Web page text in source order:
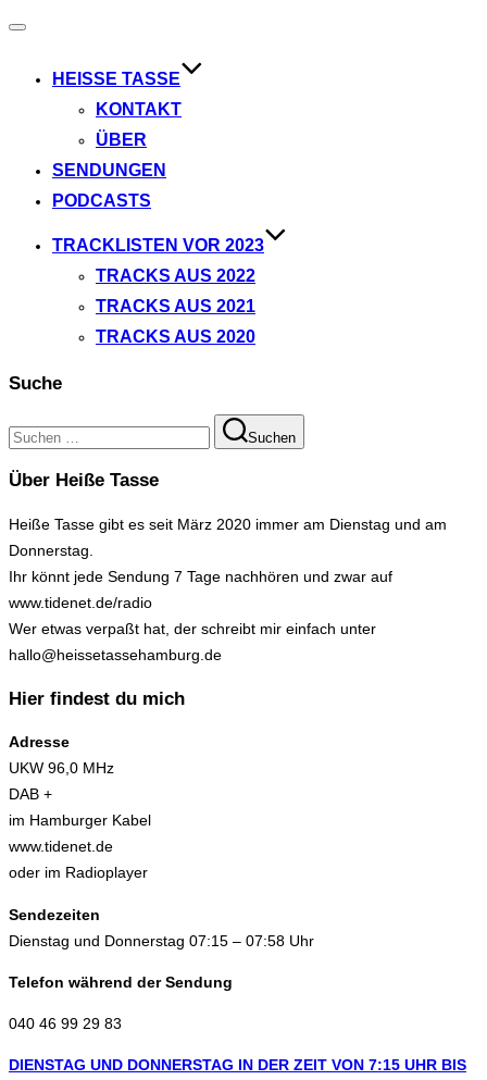
Navigation
HEISSE TASSE
KONTAKT
ÜBER
SENDUNGEN
PODCASTS
TRACKLISTEN VOR 2023
TRACKS AUS 2022
TRACKS AUS 2021
TRACKS AUS 2020
Suche
Suchen
nach:
Suchen
Über Heiße Tasse
Heiße Tasse gibt es seit März 2020 immer am Dienstag und am
Donnerstag.
Ihr könnt jede Sendung 7 Tage nachhören und zwar auf
www.tidenet.de/radio
Wer etwas verpaßt hat, der schreibt mir einfach unter
hallo@heissetassehamburg.de
Hier findest du mich
Adresse
UKW 96,0 MHz
DAB +
im Hamburger Kabel
www.tidenet.de
oder im Radioplayer
Sendezeiten
Dienstag und Donnerstag 07:15 – 07:58 Uhr
Telefon während der Sendung
040 46 99 29 83
Zum
DIENSTAG UND DONNERSTAG IN DER ZEIT VON 7:15 UHR BIS